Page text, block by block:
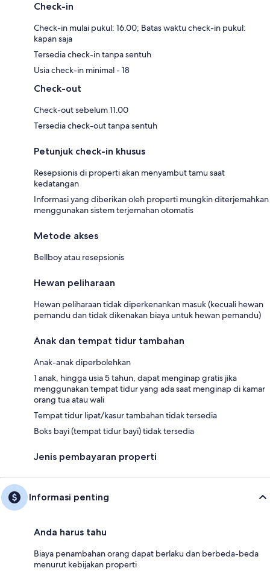
Check-in
Check-in mulai pukul: 16.00; Batas waktu check-in pukul:
kapan saja
Tersedia check-in tanpa sentuh
Usia check-in minimal - 18
Check-out
Check-out sebelum 11.00
Tersedia check-out tanpa sentuh
Petunjuk check-in khusus
Resepsionis di properti akan menyambut tamu saat
kedatangan
Informasi yang diberikan oleh properti mungkin diterjemahkan
menggunakan sistem terjemahan otomatis
Metode akses
Bellboy atau resepsionis
Hewan peliharaan
Hewan peliharaan tidak diperkenankan masuk (kecuali hewan
pemandu dan tidak dikenakan biaya untuk hewan pemandu)
Anak dan tempat tidur tambahan
Anak-anak diperbolehkan
1 anak, hingga usia 5 tahun, dapat menginap gratis jika
menggunakan tempat tidur yang ada saat menginap di kamar
orang tua atau wali
Tempat tidur lipat/kasur tambahan tidak tersedia
Boks bayi (tempat tidur bayi) tidak tersedia
Jenis pembayaran properti
Informasi penting
Anda harus tahu
Biaya penambahan orang dapat berlaku dan berbeda-beda
menurut kebijakan properti